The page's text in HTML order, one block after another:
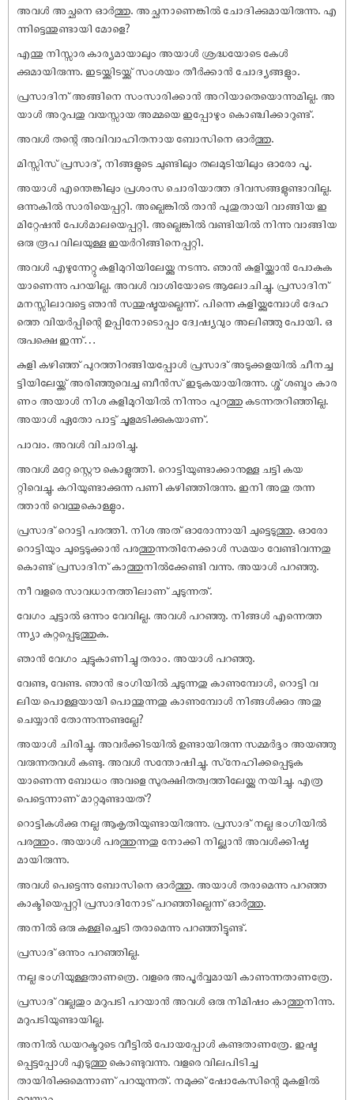
അവൾ അച്ഛനെ ഓർത്തു. അച്ഛനാണെങ്കിൽ ചോദിക്കുമായിരുന്നു. എ
ന്നിട്ടെന്തുണ്ടായി മോളെ?
എന്തു നിസ്സാര കാര്യമായാലും അയാൾ ശ്രദ്ധയോടെ കേൾ
ക്കുമായിരുന്നു. ഇടയ്ക്കിടയ്ക്ക് സംശയം തീർക്കാൻ ചോദ്യങ്ങളും.
പ്രസാദിന് അങ്ങിനെ സംസാരിക്കാൻ അറിയാതെയൊന്നുമില്ല. അ
യാൾ അറുപതു വയസ്സായ അമ്മയെ ഇപ്പോഴും കൊഞ്ചിക്കാറുണ്ട്.
അവൾ തന്റെ അവിവാഹിതനായ ബോസിനെ ഓർത്തു.
മിസ്സിസ് പ്രസാദ്, നിങ്ങളുടെ ചുണ്ടിലും തലമുടിയിലും ഓരോ പൂ.
അയാൾ എന്തെങ്കിലും പ്രശംസ ചൊരിയാത്ത ദിവസങ്ങളുണ്ടാവില്ല.
ഒന്നുകിൽ സാരിയെപ്പറ്റി. അല്ലെങ്കിൽ താൻ പുതുതായി വാങ്ങിയ ഇ
മിറ്റേഷൻ പേൾമാലയെപ്പറ്റി. അല്ലെങ്കിൽ വണ്ടിയിൽ നിന്നു വാങ്ങിയ
ഒരു രൂപ വിലയുള്ള ഇയർറിങ്ങിനെപ്പറ്റി.
അവൾ എഴുന്നേറ്റു കുളിമുറിയിലേയ്ക്കു നടന്നു. ഞാൻ കുളിയ്ക്കാൻ പോകുക
യാണെന്നു പറയില്ല. അവൾ വാശിയോടെ ആലോചിച്ചു. പ്രസാദിന്
മനസ്സിലാവട്ടെ ഞാൻ സന്തുഷ്ടയല്ലെന്ന്. പിന്നെ കുളിയ്ക്കുമ്പോൾ ദേഹ
ത്തെ വിയർപ്പിന്റെ ഉപ്പിനോടൊപ്പം ദ്വേഷ്യവും അലിഞ്ഞു പോയി. ഒ
രുപക്ഷെ ഇന്ന്…
കുളി കഴിഞ്ഞ് പുറത്തിറങ്ങിയപ്പോൾ പ്രസാദ് അടുക്കളയിൽ ചീനച്ച
ട്ടിയിലേയ്ക്ക് അരിഞ്ഞുവെച്ച ബീൻസ് ഇടുകയായിരുന്നു. ശ്ശ് ശബ്ദം കാര
ണം അയാൾ നിശ കുളിമുറിയിൽ നിന്നും പുറത്തു കടന്നതറിഞ്ഞില്ല.
അയാൾ ഏതോ പാട്ട് ചൂളമടിക്കുകയാണ്.
പാവം. അവൾ വിചാരിച്ചു.
അവൾ മറ്റേ സ്റ്റൌ കൊളുത്തി. റൊട്ടിയുണ്ടാക്കാനുള്ള ചട്ടി കയ
റ്റിവെച്ചു. കറിയുണ്ടാക്കുന്ന പണി കഴിഞ്ഞിരുന്നു. ഇനി അതു തന്ന
ത്താൻ വെന്തുകൊള്ളും.
പ്രസാദ് റൊട്ടി പരത്തി. നിശ അത് ഓരോന്നായി ചുട്ടെടുത്തു. ഓരോ
റൊട്ടിയും ചുട്ടെടുക്കാൻ പരത്തുന്നതിനേക്കാൾ സമയം വേണ്ടിവന്നതു
കൊണ്ട് പ്രസാദിന് കാത്തുനിൽക്കേണ്ടി വന്നു. അയാൾ പറഞ്ഞു.
നീ വളരെ സാവധാനത്തിലാണ് ചുടുന്നത്.
വേഗം ചുട്ടാൽ ഒന്നും വേവില്ല. അവൾ പറഞ്ഞു. നിങ്ങൾ എന്നെത്ത
ന്ന്യാ കുറ്റപ്പെടുത്തുക.
ഞാൻ വേഗം ചുട്ടുകാണിച്ചു തരാം. അയാൾ പറഞ്ഞു.
വേണ്ട, വേണ്ട. ഞാൻ ഭംഗിയിൽ ചുടുന്നതു കാണുമ്പോൾ, റൊട്ടി വ
ലിയ പൊള്ളയായി പൊന്തുന്നതു കാണുമ്പോൾ നിങ്ങൾക്കും അതു
ചെയ്യാൻ തോന്നുന്നുണ്ടല്ലേ?
അയാൾ ചിരിച്ചു. അവർക്കിടയിൽ ഉണ്ടായിരുന്ന സമ്മർദ്ദം അയഞ്ഞു
വരുന്നതവൾ കണ്ടു. അവൾ സന്തോഷിച്ചു. സ്‌നേഹിക്കപ്പെടുക
യാണെന്ന ബോധം അവളെ സുരക്ഷിതത്വത്തിലേയ്ക്കു നയിച്ചു. എത്ര
പെട്ടെന്നാണ് മാറ്റമുണ്ടായത്?
റൊട്ടികൾക്കു നല്ല ആകൃതിയുണ്ടായിരുന്നു. പ്രസാദ് നല്ല ഭംഗിയിൽ
പരത്തും. അയാൾ പരത്തുന്നതു നോക്കി നില്ക്കാൻ അവൾക്കിഷ്ട
മായിരുന്നു.
അവൾ പെട്ടെന്നു ബോസിനെ ഓർത്തു. അയാൾ തരാമെന്നു പറഞ്ഞ
കാക്ടിയെപ്പറ്റി പ്രസാദിനോട് പറഞ്ഞില്ലെന്ന് ഓർത്തു.
അനിൽ ഒരു കള്ളിച്ചെടി തരാമെന്നു പറഞ്ഞിട്ടുണ്ട്.
പ്രസാദ് ഒന്നും പറഞ്ഞില്ല.
നല്ല ഭംഗിയുള്ളതാണത്രെ. വളരെ അപൂർവ്വമായി കാണുന്നതാണത്രേ.
പ്രസാദ് വല്ലതും മറുപടി പറയാൻ അവൾ ഒരു നിമിഷം കാത്തുനിന്നു.
മറുപടിയുണ്ടായില്ല.
അനിൽ ഡയറക്ടറുടെ വീട്ടിൽ പോയപ്പോൾ കണ്ടതാണത്രേ. ഇഷ്ട
പ്പെട്ടപ്പോൾ എടുത്തു കൊണ്ടുവന്നു. വളരെ വിലപിടിച്ച
തായിരിക്കുമെന്നാണ് പറയുന്നത്. നമുക്ക് ഷോകേസിന്റെ മുകളിൽ